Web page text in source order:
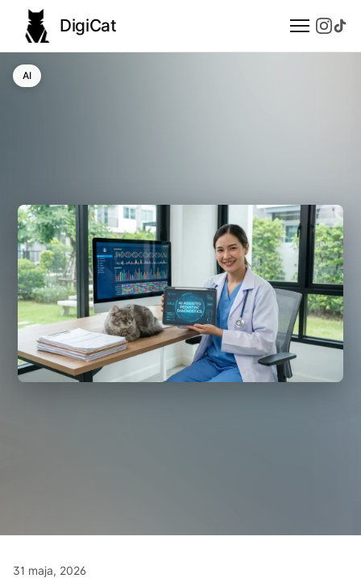
DigiCat
AI
Społeczeństwo
AI
31 maja, 2026